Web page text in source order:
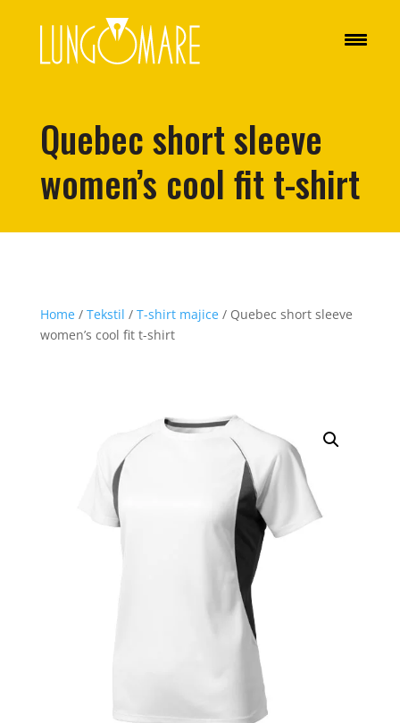
Quebec short sleeve
women’s cool fit t-shirt
Home/ Tekstil / T-shirt majice/ Quebec short sleeve
women’s cool fit t-shirt